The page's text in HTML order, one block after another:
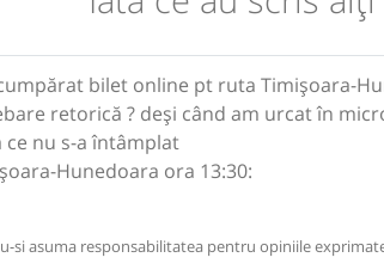
bilet online pt ruta Timișoara-
retorică ? deși când am urcat în
ce nu s-a întâmplat
Hunedoara ora 13:30:
si asuma responsabilitatea pentru opiniile